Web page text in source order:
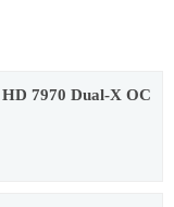
7970 Dual-X OC